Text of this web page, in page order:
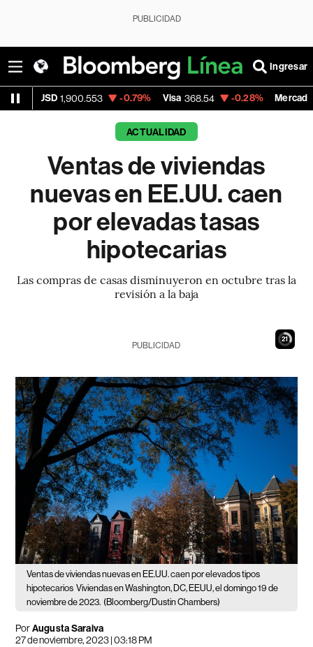
PUBLICIDAD
Ingresar
1,900.553 -0.79% Visa 368.54 -0.28% MercadoLibre
ACTUALIDAD
Ventas de viviendas
nuevas en EE.UU. caen
por elevadas tasas
hipotecarias
Las compras de casas disminuyeron en octubre tras la
revisión a la baja
20
PUBLICIDAD
Ventas de viviendas nuevas en EE.UU. caen por elevados tipos
hipotecarios Viviendas en Washington, DC, EEUU, el domingo 19 de
noviembre de 2023. (Bloomberg/Dustin Chambers)
PorAugusta Saraiva
27 de noviembre, 2023 | 03:18 PM